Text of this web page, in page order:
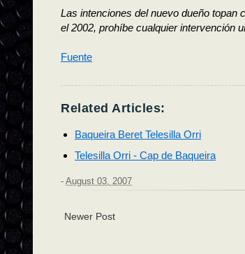
Las intenciones del nuevo dueño topan
el 2002, prohíbe cualquier intervención
Fuente
Related Articles:
Baqueira Beret Telesilla Orri
Telesilla Orri - Cap de Baqueira
- August 03, 2007
Newer Post